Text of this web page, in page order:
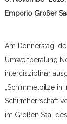
Emporio Großer
Am Donnerstag,
Umweltberatung
interdisziplinär
„Schimmelpilze in
Schirmherrschaft
im Großen Saal